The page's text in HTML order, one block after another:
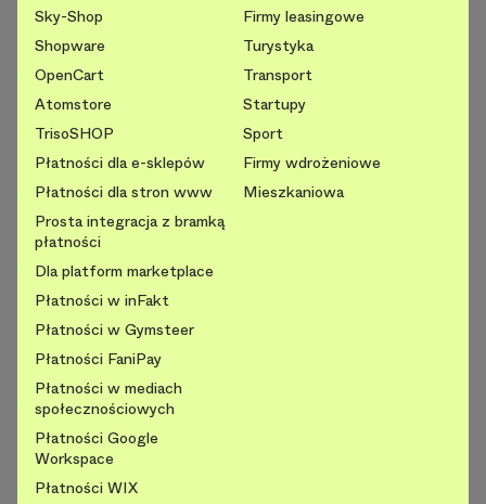
Sky-Shop
Shopware
OpenCart
Atomstore
TrisoSHOP
Płatności dla e-sklepów
Płatności dla stron www
Prosta integracja z bramką
płatności
Dla platform marketplace
Płatności w inFakt
Płatności w Gymsteer
Płatności FaniPay
Płatności w mediach
społecznościowych
Płatności Google
Workspace
Płatności WIX
Firmy leasingowe
Turystyka
Transport
Startupy
Sport
Firmy wdrożeniowe
Mieszkaniowa